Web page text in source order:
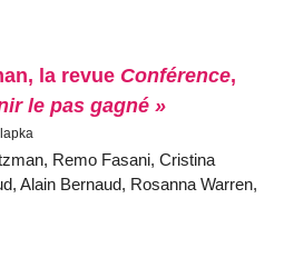
la revue Conférence,
le pas gagné »
Remo Fasani, Cristina
Alain Bernaud, Rosanna Warren,